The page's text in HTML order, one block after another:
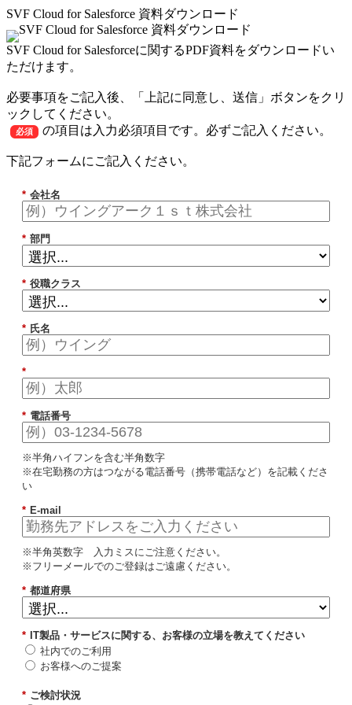
SVF Cloud for Salesforce 資料ダウンロード
SVF Cloud for Salesforceに関するPDF資料をダウンロードい
ただけます。
必要事項をご記入後、「上記に同意し、送信」ボタンをクリ
ックしてください。
必須 の項目は入力必須項目です。必ずご記入ください。
下記フォームにご記入ください。
* 会社名
* 部門
* 役職クラス
* 氏名
*
* 電話番号
※半角ハイフンを含む半角数字
※在宅勤務の方はつながる電話番号（携帯電話など）を記載くださ
い
* E-mail
※半角英数字 入力ミスにご注意ください。
※フリーメールでのご登録はご遠慮ください。
* 都道府県
* IT製品・サービスに関する、お客様の立場を教えてください
社内でのご利用
お客様へのご提案
* ご検討状況